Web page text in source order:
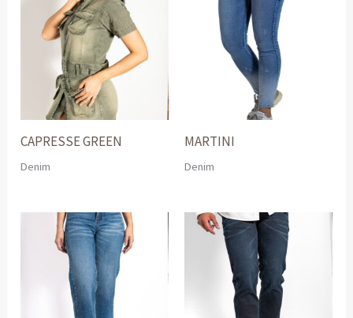
CAPRESSE GREEN
Denim
MARTINI
Denim